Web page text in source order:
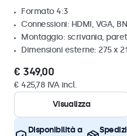
Formato 4:3
Connessioni: HDMI, VGA,
Montaggio: scrivania,
Dimensioni esterne: 275 x
€ 349,00
€ 425,78 IVA incl.
Visualizza
Disponibilità a